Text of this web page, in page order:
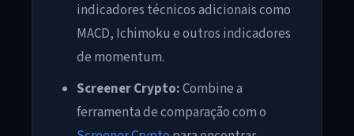
indicadores técnicos adicionais como
MACD, Ichimoku e outros indicadores
de momentum.
Screener Crypto:Combine a
ferramenta de comparação com o